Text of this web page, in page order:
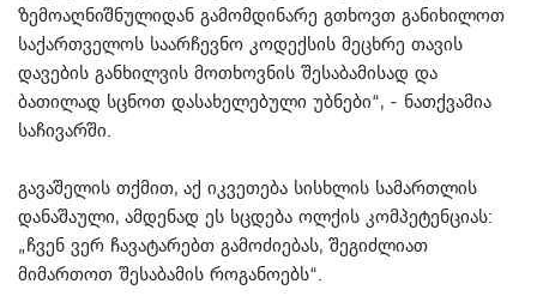
ზემოაღნიშნულიდან გამომდინარე გთხოვთ განიხილოთ
საქართველოს საარჩევნო კოდექსის მეცხრე თავის
დავების განხილვის მოთხოვნის შესაბამისად და
ბათილად სცნოთ დასახელებული უბნები“, - ნათქვამია
საჩივარში.
გავაშელის თქმით, აქ იკვეთება სისხლის სამართლის
დანაშაული, ამდენად ეს სცდება ოლქის კომპეტენციას:
„ჩვენ ვერ ჩავატარებთ გამოძიებას, შეგიძლიათ
მიმართოთ შესაბამის როგანოებს“.